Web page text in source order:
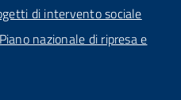
di intervento sociale
nazionale di ripresa e